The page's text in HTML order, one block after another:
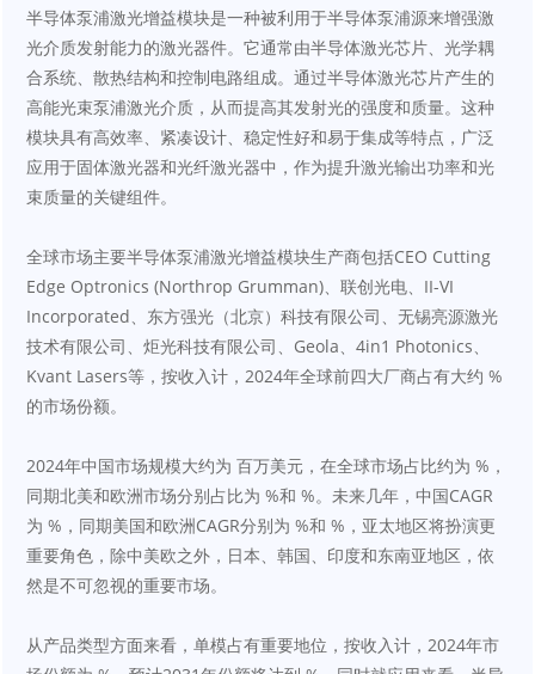
半导体泵浦激光增益模块是一种被利用于半导体泵浦源来增强激
光介质发射能力的激光器件。它通常由半导体激光芯片、光学耦
合系统、散热结构和控制电路组成。通过半导体激光芯片产生的
高能光束泵浦激光介质，从而提高其发射光的强度和质量。这种
模块具有高效率、紧凑设计、稳定性好和易于集成等特点，广泛
应用于固体激光器和光纤激光器中，作为提升激光输出功率和光
束质量的关键组件。
全球市场主要半导体泵浦激光增益模块生产商包括CEO Cutting
Edge Optronics (Northrop Grumman)、联创光电、II-VI
Incorporated、东方强光（北京）科技有限公司、无锡亮源激光
技术有限公司、炬光科技有限公司、Geola、4in1 Photonics、
Kvant Lasers等，按收入计，2024年全球前四大厂商占有大约 %
的市场份额。
2024年中国市场规模大约为 百万美元，在全球市场占比约为 %，
同期北美和欧洲市场分别占比为 %和 %。未来几年，中国CAGR
为 %，同期美国和欧洲CAGR分别为 %和 %，亚太地区将扮演更
重要角色，除中美欧之外，日本、韩国、印度和东南亚地区，依
然是不可忽视的重要市场。
从产品类型方面来看，单模占有重要地位，按收入计，2024年市